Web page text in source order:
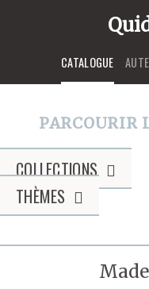
CATALOGUE
PARCOURIR
COLLECTIONS
THÈMES